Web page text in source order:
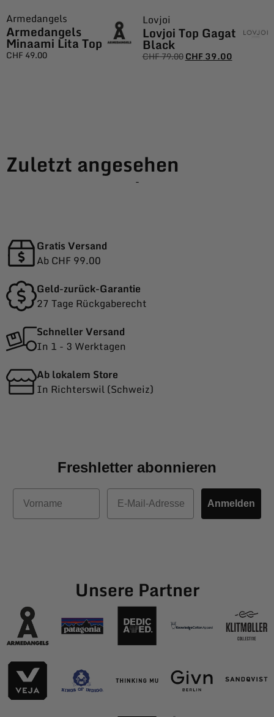
Armedangels
Armedangels
Minaami Lita Top
CHF 49.00
Lovjoi
Lovjoi Top Gagat
Black
CHF79.00 CHF 39.00
Zuletzt angesehen
-
Gratis Versand
Ab CHF 99.00
Geld-zurück-Garantie
27 Tage Rückgaberecht
Schneller Versand
In 1 - 3 Werktagen
Ab lokalem Store
In Richterswil (Schweiz)
Freshletter abonnieren
Vorname
E-Mail
Anmelden
Unsere Partner